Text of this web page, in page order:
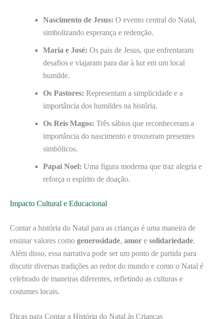
Nascimento de Jesus: O evento central do Natal,
simbolizando esperança e redenção.
Maria e José: Os pais de Jesus, que enfrentaram
desafios e viajaram para dar à luz em um local
humilde.
Os Pastores: Representam a simplicidade e a
importância dos humildes na história.
Os Reis Magos: Três sábios que reconheceram a
importância do nascimento e trouxeram presentes
simbólicos.
Papai Noel: Uma figura moderna que traz alegria e
reforça o espírito de doação.
Impacto Cultural e Educacional
Contar a história do Natal para as crianças é uma maneira de
ensinar valores como generosidade, amor e solidariedade.
Além disso, essa narrativa pode ser um ponto de partida para
discutir diversas tradições ao redor do mundo e como o Natal é
celebrado de maneiras diferentes, refletindo as culturas e
costumes locais.
Dicas para Contar a História do Natal às Crianças